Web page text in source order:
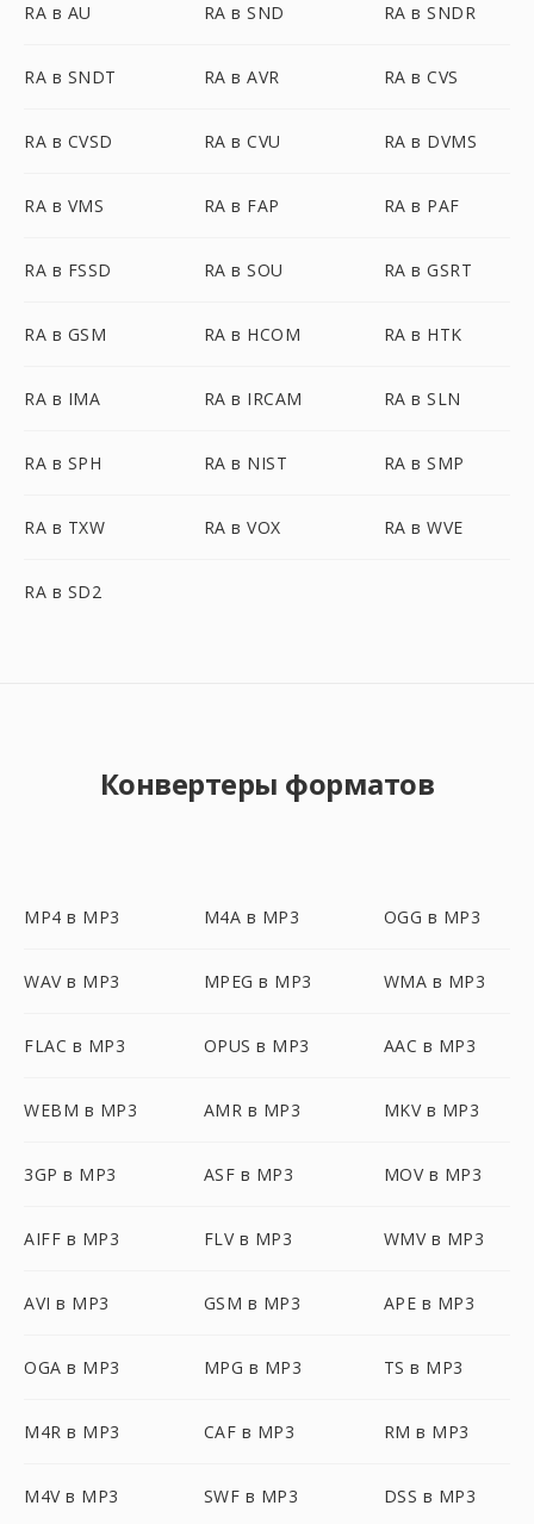
RA в AU RA в SND RA в SNDR
RA в SNDT RA в AVR RA в CVS
RA в CVSD RA в CVU RA в DVMS
RA в VMS RA в FAP RA в PAF
RA в FSSD RA в SOU RA в GSRT
RA в GSM RA в HCOM RA в HTK
RA в IMA RA в IRCAM RA в SLN
RA в SPH RA в NIST RA в SMP
RA в TXW RA в VOX RA в WVE
RA в SD2
Конвертеры форматов
MP4 в MP3 M4A в MP3 OGG в MP3
WAV в MP3 MPEG в MP3 WMA в MP3
FLAC в MP3 OPUS в MP3 AAC в MP3
WEBM в MP3 AMR в MP3 MKV в MP3
3GP в MP3 ASF в MP3 MOV в MP3
AIFF в MP3 FLV в MP3 WMV в MP3
AVI в MP3 GSM в MP3 APE в MP3
OGA в MP3 MPG в MP3 TS в MP3
M4R в MP3 CAF в MP3 RM в MP3
M4V в MP3 SWF в MP3 DSS в MP3